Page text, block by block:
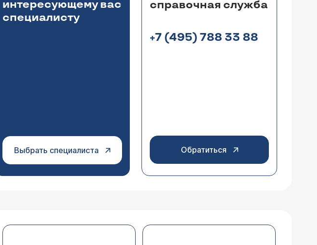
интересующему вас
специалисту
Выбрать специалиста
справочная служба
+7 (495) 788 33 88
Обратиться